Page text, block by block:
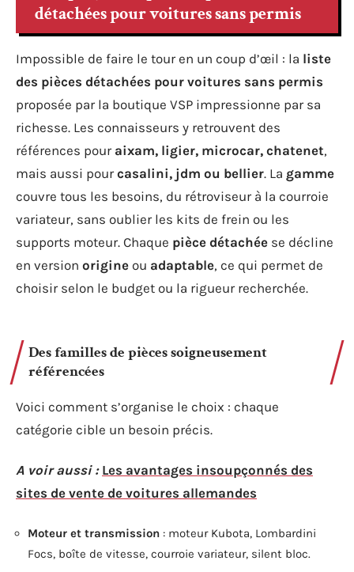
détachées pour voitures sans permis
Impossible de faire le tour en un coup d’œil : la liste
des pièces détachées pour voitures sans permis
proposée par la boutique VSP impressionne par sa
richesse. Les connaisseurs y retrouvent des
références pour aixam, ligier, microcar, chatenet,
mais aussi pourcasalini, jdm ou bellier. La gamme
couvre tous les besoins, du rétroviseur à la courroie
variateur, sans oublier les kits de frein ou les
supports moteur. Chaque pièce détachée se décline
en version origine ou adaptable, ce qui permet de
choisir selon le budget ou la rigueur recherchée.
Des familles de pièces soigneusement
référencées
Voici comment s’organise le choix : chaque
catégorie cible un besoin précis.
A voir aussi : Les avantages insoupçonnés des
sites de vente de voitures allemandes
Moteur et transmission : moteur Kubota, Lombardini
Focs, boîte de vitesse, courroie variateur, silent bloc.